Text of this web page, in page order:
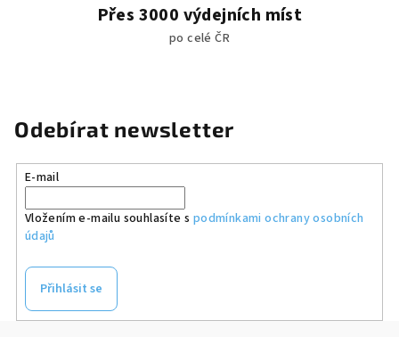
Přes 3000 výdejních míst
po celé ČR
Odebírat newsletter
E-mail
Vložením e-mailu souhlasíte s podmínkami ochrany osobních
údajů
Přihlásit se